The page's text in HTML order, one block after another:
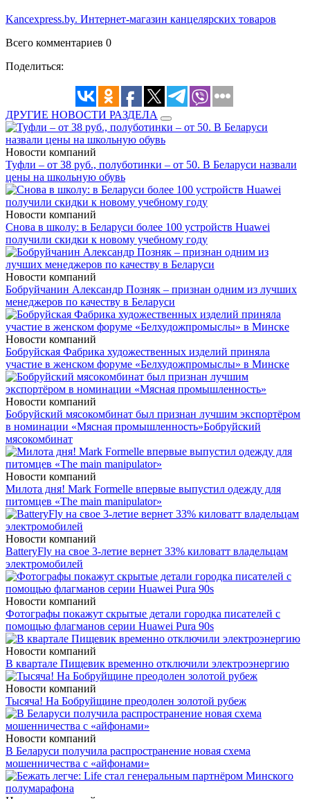
Kancexpress.by. Интернет-магазин канцелярских товаров
Всего комментариев 0
Поделиться:
ДРУГИЕ НОВОСТИ РАЗДЕЛА
Новости компаний
Туфли – от 38 руб., полуботинки – от 50. В Беларуси назвали
цены на школьную обувь
Новости компаний
Снова в школу: в Беларуси более 100 устройств Huawei
получили скидки к новому учебному году
Новости компаний
Бобруйчанин Александр Позняк – признан одним из лучших
менеджеров по качеству в Беларуси
Новости компаний
Бобруйская Фабрика художественных изделий приняла
участие в женском форуме «Белхудожпромыслы» в Минске
Новости компаний
Бобруйский мясокомбинат был признан лучшим экспортёром
в номинации «Мясная промышленность»Бобруйский
мясокомбинат
Новости компаний
Милота дня! Mark Formelle впервые выпустил одежду для
питомцев «The main manipulator»
Новости компаний
BatteryFly на свое 3-летие вернет 33% киловатт владельцам
электромобилей
Новости компаний
Фотографы покажут скрытые детали городка писателей с
помощью флагманов серии Huawei Pura 90s
Новости компаний
В квартале Пищевик временно отключили электроэнергию
Новости компаний
Тысяча! На Бобруйщине преодолен золотой рубеж
Новости компаний
В Беларуси получила распространение новая схема
мошенничества с «айфонами»